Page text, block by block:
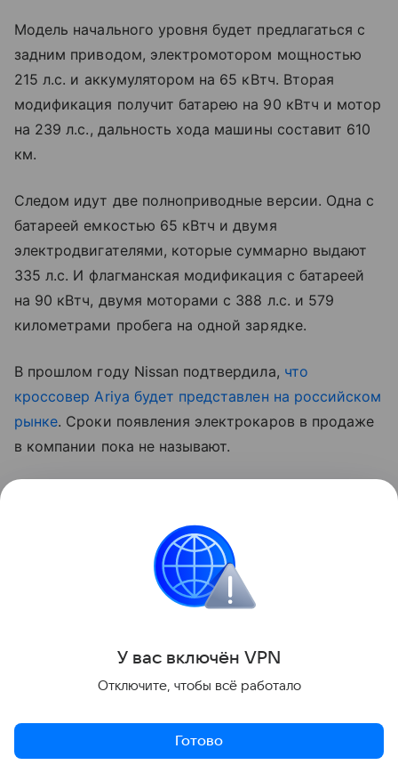
Модель начального уровня будет предлагаться с
задним приводом, электромотором мощностью
215 л.с. и аккумулятором на 65 кВтч. Вторая
модификация получит батарею на 90 кВтч и мотор
на 239 л.с., дальность хода машины составит 610
км.
Следом идут две полноприводные версии. Одна с
батареей емкостью 65 кВтч и двумя
электродвигателями, которые суммарно выдают
335 л.с. И флагманская модификация с батареей
на 90 кВтч, двумя моторами с 388 л.с. и 579
километрами пробега на одной зарядке.
В прошлом году Nissan подтвердила, что
кроссовер Ariya будет представлен на российском
рынке. Сроки появления электрокаров в продаже
в компании пока не называют.
системами автономного вождения первого уровня
и интерактивной связью с автомобилем через
мобильное приложение.
Электромобили
У вас включён VPN
Отключите, чтобы всё работало
Готово